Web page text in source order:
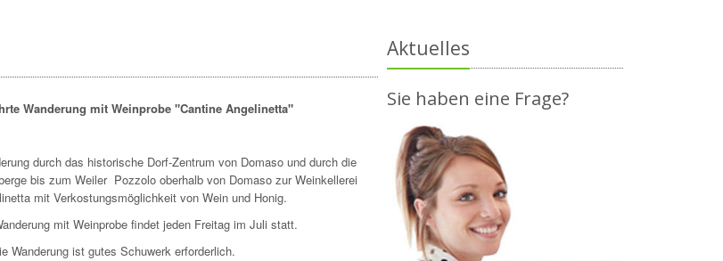
Wanderung mit Weinprobe "Cantine Angelinetta"
durch das historische Dorf-Zentrum von Domaso und durch die
bis zum Weiler Pozzolo oberhalb von Domaso zur Weinkellerei
mit Verkostungsmöglichkeit von Wein und Honig.
mit Weinprobe findet jeden Freitag im Juli statt.
Wanderung ist gutes Schuwerk erforderlich.
Aktuelles
Sie haben eine Frage?